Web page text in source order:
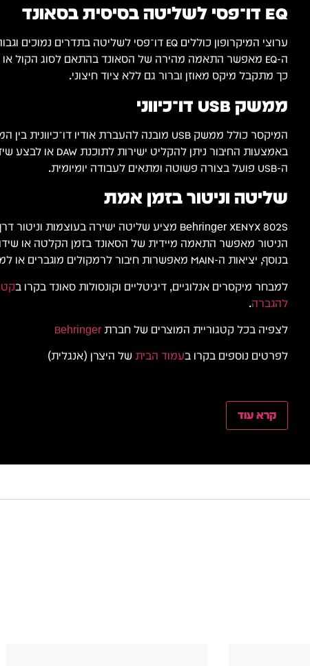
EQ דו־פסי לשליטה בסיסית בסאונד
ערוצי המיקרופון כוללים EQ דו־פסי לשליטה בתדרים נמוכים וגבוהים.
ה-EQ מאפשר התאמה מהירה של הסאונד בהתאם לסוג הקול או הכלי.
כך מתקבל מיקס מאוזן וברור גם ללא ציוד חיצוני.
ממשק USB דו־כיווני
המיקסר כולל ממשק USB מובנה להעברת אודיו דו־כיוונית בין המיקסר למחשב.
באמצעות החיבור ניתן להקליט ישירות לתוכנת DAW או לבצע שידור חי.
ה-USB פועל בצורה פשוטה ומתאים לעבודה יומיומית.
שליטה וניטור בזמן אמת
Behringer XENYX 802S מציע שליטה ישירה בעוצמות וניטור דרך יציאת האוזניות.
הניטור מאפשר התאמה מיידית של הסאונד בזמן הקלטה או
בנוסף, יציאות ה-MAIN מאפשרות חיבור לרמקולים מוגברים או למערכת הגברה.
למבחר מיקסרים אנלוגיים, דיגיטליים וקונסולות סאונד בקרו ב
להגברה.
לצפיה בכל קטגוריית המוצרים של חברתBehringer
לפרטים נוספים בקרו בעמוד הביתשל היצרן (אנגלית)
קרא עוד